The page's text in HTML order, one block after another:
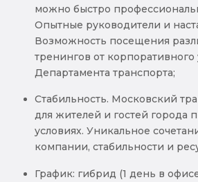
можно быстро
Опытные руководители и
Возможность посещения
тренингов от корпоративного
Департамента транспорта;
Стабильность. Московский
для жителей и гостей города
условиях. Уникальное
компании, стабильности и
График: гибрид (1 день в